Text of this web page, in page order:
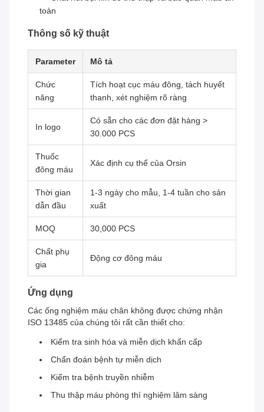
toàn
Thông số kỹ thuật
Parameter Mô tả
Chức
năng
Tích hoạt cục máu đông, tách huyết
thanh, xét nghiệm rõ ràng
In logo
Có sẵn cho các đơn đặt hàng >
30.000 PCS
Thuốc
đông máu
Xác định cụ thể của Orsin
Thời gian
dẫn đầu
1-3 ngày cho mẫu, 1-4 tuần cho sản
xuất
MOQ 30,000 PCS
Chất phụ
gia
Động cơ đông máu
Ứng dụng
Các ống nghiệm máu chân không được chứng nhận
ISO 13485 của chúng tôi rất cần thiết cho:
Kiểm tra sinh hóa và miễn dịch khẩn cấp
Chẩn đoán bệnh tự miễn dịch
Kiểm tra bệnh truyền nhiễm
Thu thập máu phòng thí nghiệm lâm sàng